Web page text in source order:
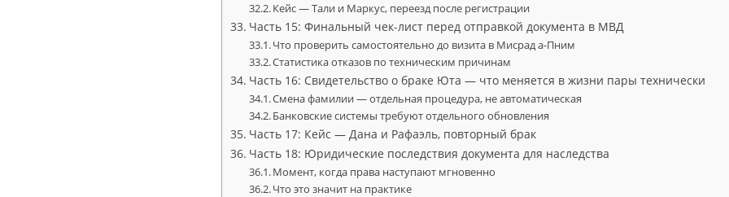
Кейс — Тали и Маркус, переезд после регистрации
Часть 15: Финальный чек-лист перед отправкой документа в МВД
Что проверить самостоятельно до визита в Мисрад а-Пним
Статистика отказов по техническим причинам
Часть 16: Свидетельство о браке Юта — что меняется в жизни пары технически
Смена фамилии — отдельная процедура, не автоматическая
Банковские системы требуют отдельного обновления
Часть 17: Кейс — Дана и Рафаэль, повторный брак
Часть 18: Юридические последствия документа для наследства
Момент, когда права наступают мгновенно
Что это значит на практике